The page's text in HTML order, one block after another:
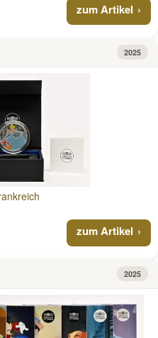
zum Artikel
2025
zum Artikel
2025